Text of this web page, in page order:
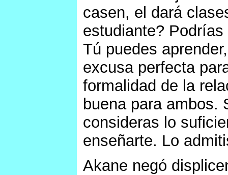
casen, el dará
estudiante?
Tú puedes
excusa perfecta
formalidad de la
buena para ambos.
consideras lo
enseñarte. Lo
Akane negó